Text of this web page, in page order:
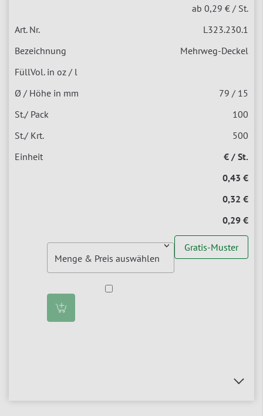
ab 0,29 € / St.
L323.230.1
Mehrweg-Deckel
79 / 15
100
500
€ / St.
0,43 €
0,32 €
0,29 €
Gratis-Muster